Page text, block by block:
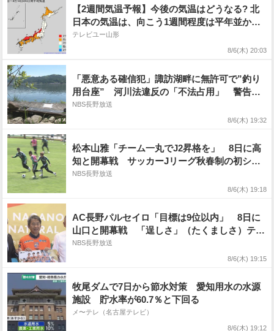
【2週間気温予報】今後の気温はどうなる? 北
日本の気温は、向こう1週間程度は平年並か低
い日が多い予報 その後は平年並か高い予報
熱中症などに注意 今後の全国の天気を画像
テレビユー山形
8/6(木) 20:03
「悪意ある確信犯」諏訪湖畔に無許可で”釣り
用台座” 河川法違反の「不法占用」 警告書
を張るが、はがされる 期限を過ぎても、名乗
NBS長野放送
8/6(木) 19:32
松本山雅「チーム一丸でJ2昇格を」 8日に高
知と開幕戦 サッカーJリーグ秋春制の初シー
ズン「気候が全く違う、しっかり強い気持ちで
NBS長野放送
8/6(木) 19:18
AC長野パルセイロ「目標は9位以内」 8日に
山口と開幕戦 「逞しさ」（たくましさ）テー
マに1桁順位を目指す「相手のボールを積極的
NBS長野放送
8/6(木) 19:15
牧尾ダムで7日から節水対策 愛知用水の水源
施設 貯水率が60.7％と下回る
メ〜テレ（名古屋テレビ）
8/6(木) 19:12